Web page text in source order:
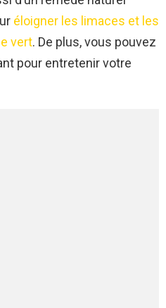
éloigner les limaces et les
vert. De plus, vous pouvez
pour entretenir votre